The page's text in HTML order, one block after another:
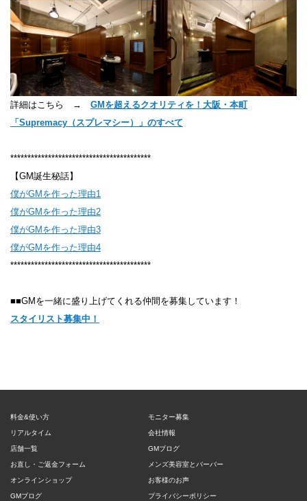
詳細はこちら → GMを超えるクオリティを！大阪・本町
「Supremacy（スプレマシー）」のすべて
*****************************************
【GM誕生秘話】
僕がGMを作った理由1
僕がGMを作った理由2
僕がGMを作った理由3
僕がGMを作った理由4
*****************************************
■■GMを一緒に盛り上げてくれる仲間を募集しています！
スタイリスト募集中！
料金&使い方
リアルタイム
店舗一覧
お直し・ご返金フォーム
オンラインショップ
GMブログ
モニター募集
会社情報
GMブログ
メンズ美容室とバーバー
お客様のお声
プライバシーポリシー